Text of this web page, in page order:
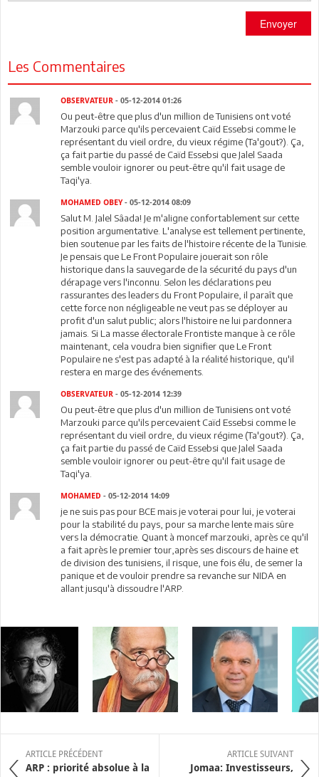
Envoyer
Les Commentaires
OBSERVATEUR - 05-12-2014 01:26
Ou peut-être que plus d'un million de Tunisiens ont voté
Marzouki parce qu'ils percevaient Caïd Essebsi comme le
représentant du vieil ordre, du vieux régime (Ta'gout?). Ça,
ça fait partie du passé de Caïd Essebsi que Jalel Saada
semble vouloir ignorer ou peut-être qu'il fait usage de
Taqi'ya.
MOHAMED OBEY- 05-12-2014 08:09
Salut M. Jalel Sâada! Je m'aligne confortablement sur cette
position argumentative. L'analyse est tellement pertinente,
bien soutenue par les faits de l'histoire récente de la Tunisie.
Je pensais que Le Front Populaire jouerait son rôle
historique dans la sauvegarde de la sécurité du pays d'un
dérapage vers l'inconnu. Selon les déclarations peu
rassurantes des leaders du Front Populaire, il paraît que
cette force non négligeable ne veut pas se déployer au
profit d'un salut public; alors l'histoire ne lui pardonnera
jamais. Si La masse électorale Frontiste manque à ce rôle
maintenant, cela voudra bien signifier que Le Front
Populaire ne s'est pas adapté à la réalité historique, qu'il
restera en marge des événements.
OBSERVATEUR - 05-12-2014 12:39
Ou peut-être que plus d'un million de Tunisiens ont voté
Marzouki parce qu'ils percevaient Caïd Essebsi comme le
représentant du vieil ordre, du vieux régime (Ta'gout?). Ça,
ça fait partie du passé de Caïd Essebsi que Jalel Saada
semble vouloir ignorer ou peut-être qu'il fait usage de
Taqi'ya.
MOHAMED - 05-12-2014 14:09
je ne suis pas pour BCE mais je voterai pour lui, je voterai
pour la stabilité du pays, pour sa marche lente mais sûre
vers la démocratie. Quant à moncef marzouki, après ce qu'il
a fait après le premier tour,après ses discours de haine et
de division des tunisiens, il risque, une fois élu, de semer la
panique et de vouloir prendre sa revanche sur NIDA en
allant jusqu'à dissoudre l'ARP.
ARTICLE PRÉCÉDENT
ARP : priorité absolue à la
ARTICLE SUIVANT
Jomaa: Investisseurs,